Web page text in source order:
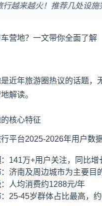
行越来越火！推荐几处设施
营地？一文带你全面了解
近年旅游圈热议的话题，
解读。
核心特征
平台2025-2026年用户数
：141万+用户关注，同比增
：济南及周边城市为主要目
：人均消费约1288元/年
：25-45岁群体占比最高，